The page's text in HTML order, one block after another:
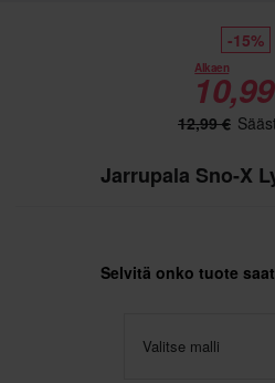
-15%
Alkaen
12,99 €
Jarrupala Sno-X
Selvitä onko tuote
Valitse malli